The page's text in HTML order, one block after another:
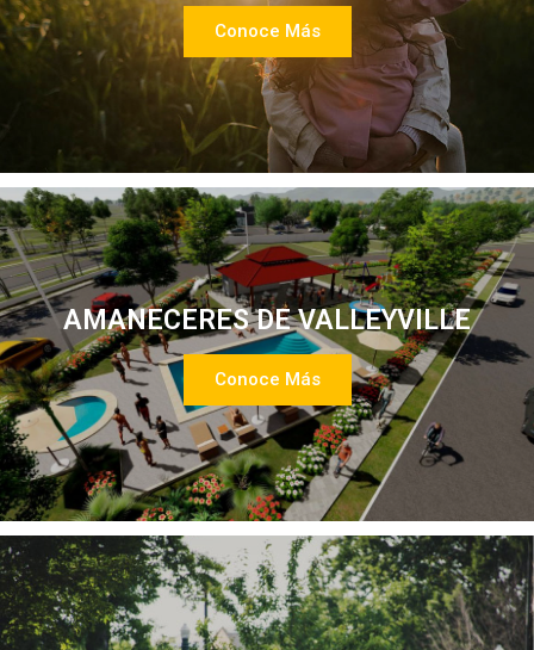
Conoce Más
AMANECERES DE VALLEYVILLE
Conoce Más